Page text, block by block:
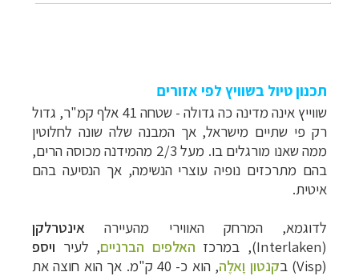
תכנון טיול בשוויץ לפי אזורים
שווייץ אינה מדינה כה גדולה - שטחה 41 אלף קמ"ר, גדול
רק פי שתיים מישראל, אך המבנה שלה שונה לחלוטין
ממה שאנו מורגלים בו. מעל 2/3 מהמידנה מכוסה הרים,
בהם מתרכזים נופיה עוצרי הנשימה, אך הנסיעה בהם
איטית.
לדוגמא, המרחק האווירי מהעיירה אינטרלקן
(
Interlaken), במרכז האלפים הברניים, לעיר ויספ
(
Visp) בקנטון וָאלֶה
, הוא כ- 40 ק"מ. אך הוא חוצה את